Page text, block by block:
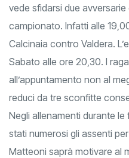
vede sfidarsi due avversarie
campionato. Infatti alle
Calcinaia contro Valdera.
Sabato alle ore 20,30. I
all’appuntamento non al
reduci da tre sconfitte
Negli allenamenti durante
stati numerosi gli assenti
Matteoni saprà motivare al